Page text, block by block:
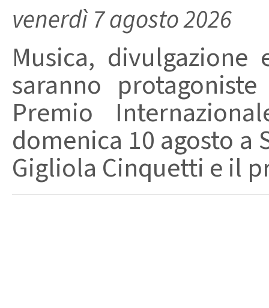
venerdì 7 agosto 2026
Musica,
saranno
Premio
domenica 10 agosto
Gigliola Cinquetti e il